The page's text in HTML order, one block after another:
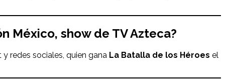
México, show de TV Azteca?
redes sociales, quien gana La Batalla de los Héroes el